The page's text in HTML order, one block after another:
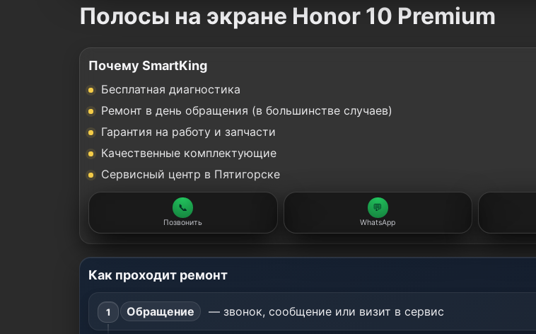
Полосы на экране Honor 10 Premium
Почему SmartKing
Бесплатная диагностика
Ремонт в день обращения (в большинстве случаев)
Гарантия на работу и запчасти
Качественные комплектующие
Сервисный центр в Пятигорске
📞
Позвонить
💬
WhatsApp
Как проходит ремонт
Обращение — звонок, сообщение или визит в сервис